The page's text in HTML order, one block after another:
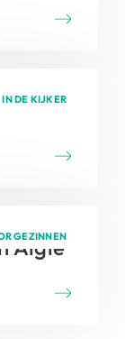
IN DE KIJKER
GEZINNEN
Aigle